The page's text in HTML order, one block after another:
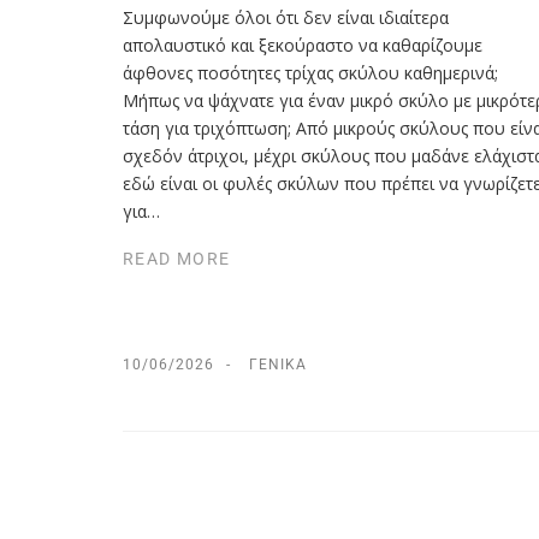
Συμφωνούμε όλοι ότι δεν είναι ιδιαίτερα
απολαυστικό και ξεκούραστο να καθαρίζουμε
άφθονες ποσότητες τρίχας σκύλου καθημερινά;
Μήπως να ψάχνατε για έναν μικρό σκύλο με
τάση για τριχόπτωση; Από μικρούς σκύλους που
σχεδόν άτριχοι, μέχρι σκύλους που μαδάνε
εδώ είναι οι φυλές σκύλων που πρέπει να
για…
READ MORE
10/06/2026 ΓΕΝΙΚΆ